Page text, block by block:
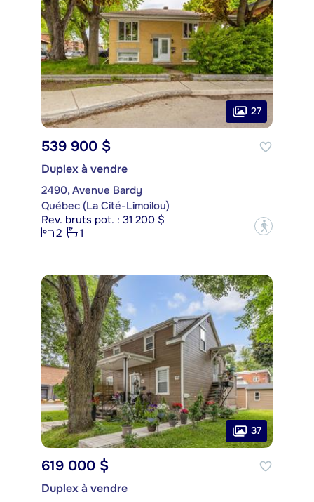
27
539 900 $
Duplex à vendre
2490, Avenue Bardy
Québec (La Cité-Limoilou)
Rev. bruts pot. : 31 200 $
2
1 ?
37
619 000 $
Duplex à vendre